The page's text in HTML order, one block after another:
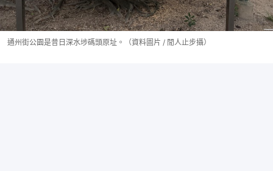
通州街公園是昔日深水埗碼頭原址。（資料圖片 / 閒人止步攝）